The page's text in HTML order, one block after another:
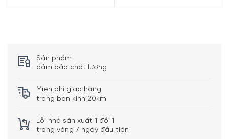
Thêm vào đó một lưỡi dao “khoen” bổ sung rất thích hợp
thép không gỉ chất lượng cao đảm bảo tuổi thọ lâu dài
cho máy gọt trong nhà bếp của bạn.
Đặc điểm nổi bật Joseph Joseph 10110
Sản phẩm
đảm bảo chất lượng
Miễn phí giao hàng
trong bán kính 20km
Lỗi nhà sản xuất 1 đổi 1
trong vòng 7 ngày đầu tiên